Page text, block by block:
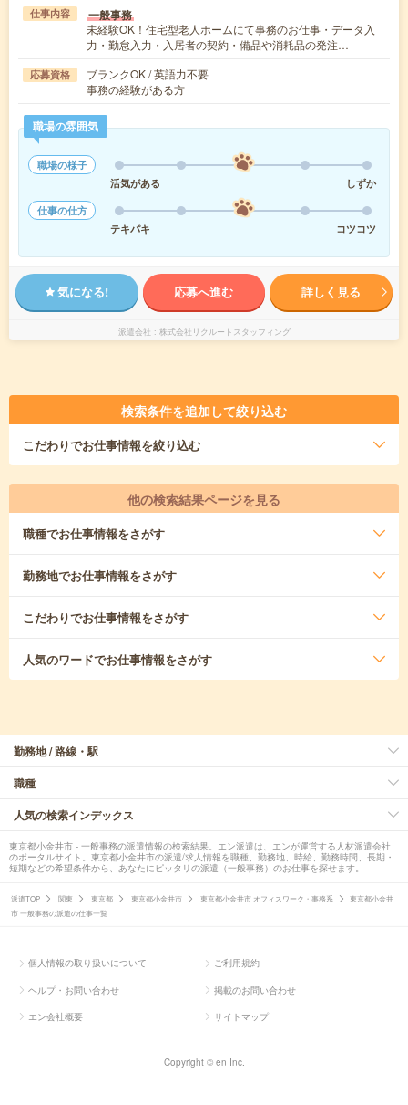
仕事内容 一般事務
未経験OK！住宅型老人ホームにて事務のお仕事・データ入
力・勤怠入力・入居者の契約・備品や消耗品の発注…
応募資格
ブランクOK / 英語力不要
事務の経験がある方
職場の雰囲気
職場の様子
活気がある
しずか
仕事の仕方
テキパキ
コツコツ
気になる! 応募へ進む 詳しく見る
派遣会社 株式会社リクルートスタッフィング
検索条件を追加して絞り込む
こだわりでお仕事情報を絞り込む
他の検索結果ページを見る
職種でお仕事情報をさがす
勤務地でお仕事情報をさがす
こだわりでお仕事情報をさがす
人気のワードでお仕事情報をさがす
勤務地 / 路線・駅
職種
人気の検索インデックス
東京都小金井市 - 一般事務の派遣情報の検索結果。エン派遣は、エンが運営する人材派遣会社
のポータルサイト。東京都小金井市の派遣/求人情報を職種、勤務地、時給、勤務時間、長期・
短期などの希望条件から、あなたにピッタリの派遣（一般事務）のお仕事を探せます。
派遣TOP 関東 東京都 東京都小金井市 東京都小金井市 オフィスワーク・事務系
東京都小金井
市 一般事務の派遣の仕事一覧
個人情報の取り扱いについて ご利用規約
ヘルプ・お問い合わせ 掲載のお問い合わせ
エン会社概要 サイトマップ
Copyright © en Inc.